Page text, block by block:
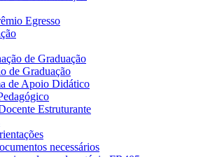
Egresso
de Graduação
de Graduação
de Apoio Didático
Estruturante
necessários